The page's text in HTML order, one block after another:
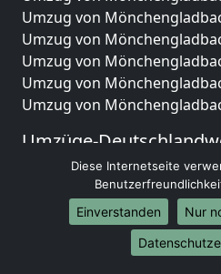
Umzug von
Umzug von
Umzug von
Umzug von
Umzug von
Umzüge-
Umzug von
Umzug von
Umzug von
Umzug von
Umzug von
Diese Internetseite
Einverstanden
Nur